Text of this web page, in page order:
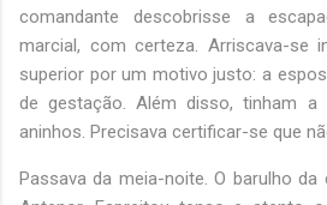
comandante descobrisse a
marcial, com certeza. Arriscava-se
superior por um motivo justo: a
de gestação. Além disso, tinham a
aninhos. Precisava certificar-se que
Passava da meia-noite. O barulho